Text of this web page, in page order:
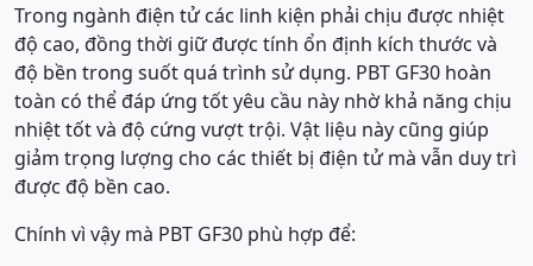
Trong ngành điện tử các linh kiện phải chịu được nhiệt
độ cao, đồng thời giữ được tính ổn định kích thước và
độ bền trong suốt quá trình sử dụng. PBT GF30 hoàn
toàn có thể đáp ứng tốt yêu cầu này nhờ khả năng chịu
nhiệt tốt và độ cứng vượt trội. Vật liệu này cũng giúp
giảm trọng lượng cho các thiết bị điện tử mà vẫn duy trì
được độ bền cao.
Chính vì vậy mà PBT GF30 phù hợp để: